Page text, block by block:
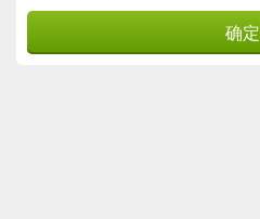
确定